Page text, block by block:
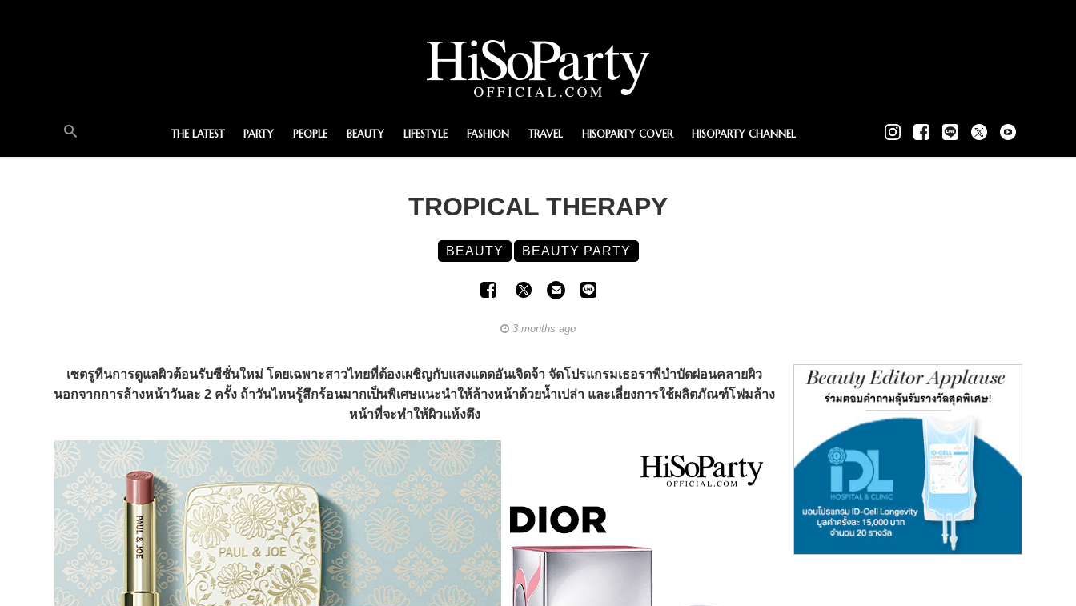
THE LATEST PARTY PEOPLE BEAUTY LIFESTYLE FASHION TRAVEL HISOPARTY COVER HISOPARTY CHANNEL
TROPICAL THERAPY
BEAUTY BEAUTY PARTY
3 months ago
เซตรูทีนการดูแลผิวต้อนรับซีซั่นใหม่ โดยเฉพาะสาวไทยที่ต้องเผชิญกับแสงแดดอันเจิดจ้า จัดโปรแกรมเธอราพีบำบัดผ่อนคลายผิว
นอกจากการล้างหน้าวันละ 2 ครั้ง ถ้าวันไหนรู้สึกร้อนมากเป็นพิเศษแนะนำให้ล้างหน้าด้วยน้ำเปล่า และเลี่ยงการใช้ผลิตภัณฑ์โฟมล้าง
หน้าที่จะทำให้ผิวแห้งตึง